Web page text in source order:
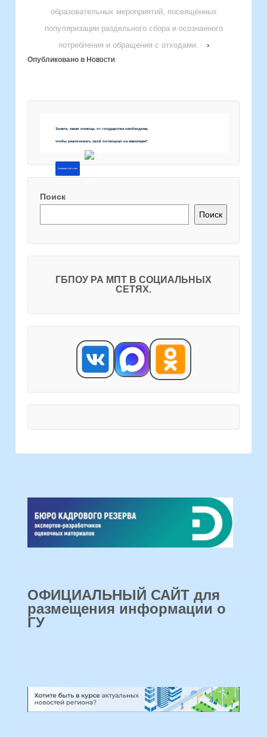
образовательных мероприятий, посвящённых
популяризации раздельного сбора и осознанного
потребления и обращения с отходами.
›
Опубликовано в Новости
Знаете, какая помощь от государства необходима,
чтобы реализовать свой потенциал на максимум?
Напишите об этом
Поиск
Поиск
ГБПОУ РА МПТ В СОЦИАЛЬНЫХ
СЕТЯХ.
ОФИЦИАЛЬНЫЙ САЙТ для
размещения информации о
ГУ